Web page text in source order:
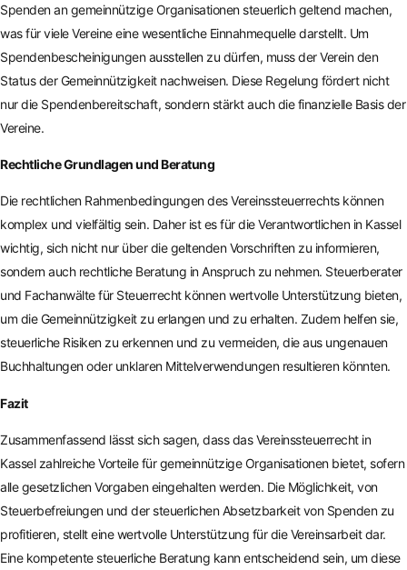
Spenden an gemeinnützige Organisationen steuerlich geltend machen,
was für viele Vereine eine wesentliche Einnahmequelle darstellt. Um
Spendenbescheinigungen ausstellen zu dürfen, muss der Verein den
Status der Gemeinnützigkeit nachweisen. Diese Regelung fördert nicht
nur die Spendenbereitschaft, sondern stärkt auch die finanzielle Basis der
Vereine.
Rechtliche Grundlagen und Beratung
Die rechtlichen Rahmenbedingungen des Vereinssteuerrechts können
komplex und vielfältig sein. Daher ist es für die Verantwortlichen in Kassel
wichtig, sich nicht nur über die geltenden Vorschriften zu informieren,
sondern auch rechtliche Beratung in Anspruch zu nehmen. Steuerberater
und Fachanwälte für Steuerrecht können wertvolle Unterstützung bieten,
um die Gemeinnützigkeit zu erlangen und zu erhalten. Zudem helfen sie,
steuerliche Risiken zu erkennen und zu vermeiden, die aus ungenauen
Buchhaltungen oder unklaren Mittelverwendungen resultieren könnten.
Fazit
Zusammenfassend lässt sich sagen, dass das Vereinssteuerrecht in
Kassel zahlreiche Vorteile für gemeinnützige Organisationen bietet, sofern
alle gesetzlichen Vorgaben eingehalten werden. Die Möglichkeit, von
Steuerbefreiungen und der steuerlichen Absetzbarkeit von Spenden zu
profitieren, stellt eine wertvolle Unterstützung für die Vereinsarbeit dar.
Eine kompetente steuerliche Beratung kann entscheidend sein, um diese